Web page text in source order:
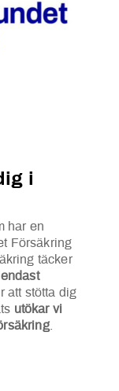
i
har en
Försäkring
täcker
endast
att stötta dig
utökar vi
.